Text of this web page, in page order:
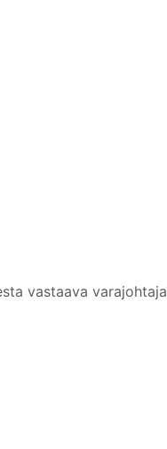
vastaava varajohtaja